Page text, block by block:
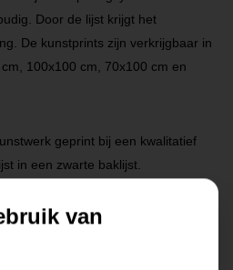
Door de lijst krijgt het
De kunstprints zijn verkrijgbaar in
100x100 cm, 70x100 cm en
geprint bij een kwalitatief
in een zwarte baklijst.
van